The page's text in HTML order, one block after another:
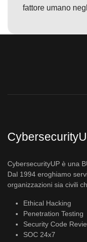
fattore umano
CybersecurityUP è una
Dal 1994 eroghiamo
organizzazioni sia civili
Ethical Hacking
Penetration Testing
Security Code
SOC 24x7